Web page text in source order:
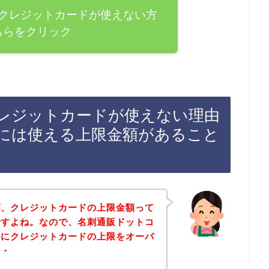
レジットカードが使えない方
をクリック
ジットカードが使えない理由
は使える上限金額があること
クレジットカードの上限金額って
よね。なので、名刺通販ドットコ
クレジットカードの上限をオーバ